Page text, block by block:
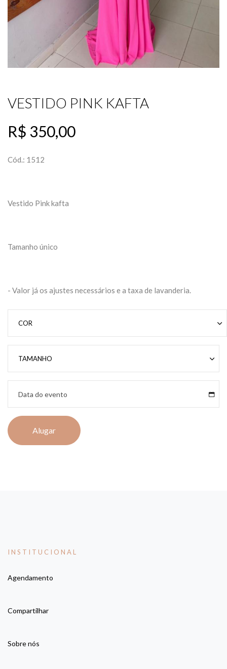
VESTIDO PINK KAFTA
R$ 350,00
Cód.: 1512
Vestido Pink kafta
Tamanho único
- Valor já os ajustes necessários e a taxa de lavanderia.
Alugar
INSTITUCIONAL
Agendamento
Compartilhar
Sobre nós